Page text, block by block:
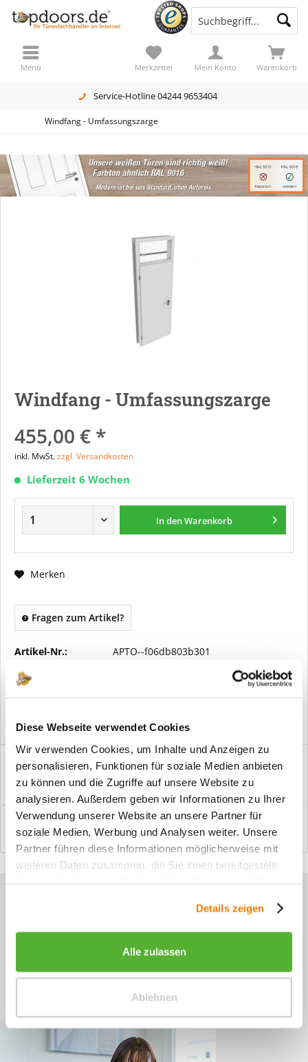
Diese Webseite verwendet Cookies
Wir verwenden Cookies, um Inhalte und Anzeigen zu
personalisieren, Funktionen für soziale Medien anbieten
zu können und die Zugriffe auf unsere Website zu
analysieren. Außerdem geben wir Informationen zu Ihrer
Verwendung unserer Website an unsere Partner für
soziale Medien, Werbung und Analysen weiter. Unsere
Partner führen diese Informationen möglicherweise mit
weiteren Daten zusammen, die Sie ihnen bereitgestellt
Details zeigen
Alle zulassen
Ablehnen
Service-Hotline 04244 9653404
Warenkorb
Merkzettel Mein Konto
Menü
Windfang - Umfassungszarge
Windfang - Umfassungszarge
455,00 € *
inkl. MwSt.zzgl. Versandkosten
Lieferzeit 6 Wochen
In denWarenkorb
Merken
Fragen zum Artikel?
Artikel-Nr.: APTO--f06db803b301
Vorteile
Windfangelemente online am Bildschirm konfigurieren und
einbaufertig bestellen. In wenigen...
Bewertungen
0
Bewertungen lesen, schreiben und diskutieren...mehr
Sie haben Fragen zu unseren
+49 (0)4244 965 34 04
Mo - Do, 09:00 - 16:00 Uhr
und Fr, 09:00 - 13:00 Uhr